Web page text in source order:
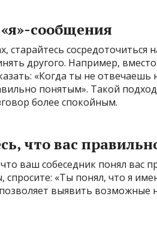
сообщения
старайтесь сосредоточиться
другого. Например,
«Когда ты не
понятым». Такой
более спокойным.
что вас
ваш собеседник понял вас
спросите: «Ты понял, что я
выявить возможные